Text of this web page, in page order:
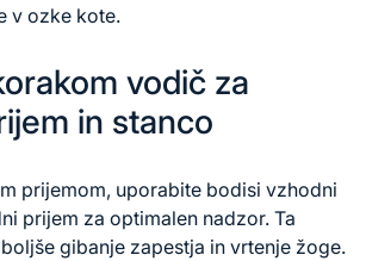
v ozke kote.
vodič za
in stanco
prijemom, uporabite bodisi vzhodni
prijem za optimalen nadzor. Ta
gibanje zapestja in vrtenje žoge.